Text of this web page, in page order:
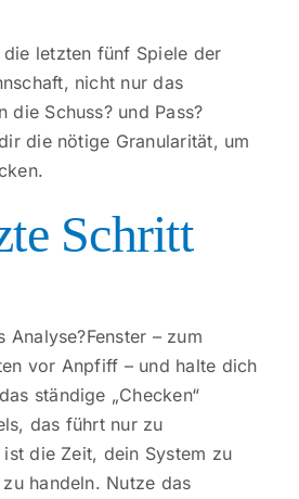
letzten fünf Spiele der
nicht nur das
die Schuss? und Pass?
die nötige Granularität, um
Schritt
Analyse?Fenster – zum
vor Anpfiff – und halte dich
ständige „Checken“
das führt nur zu
die Zeit, dein System zu
handeln. Nutze das